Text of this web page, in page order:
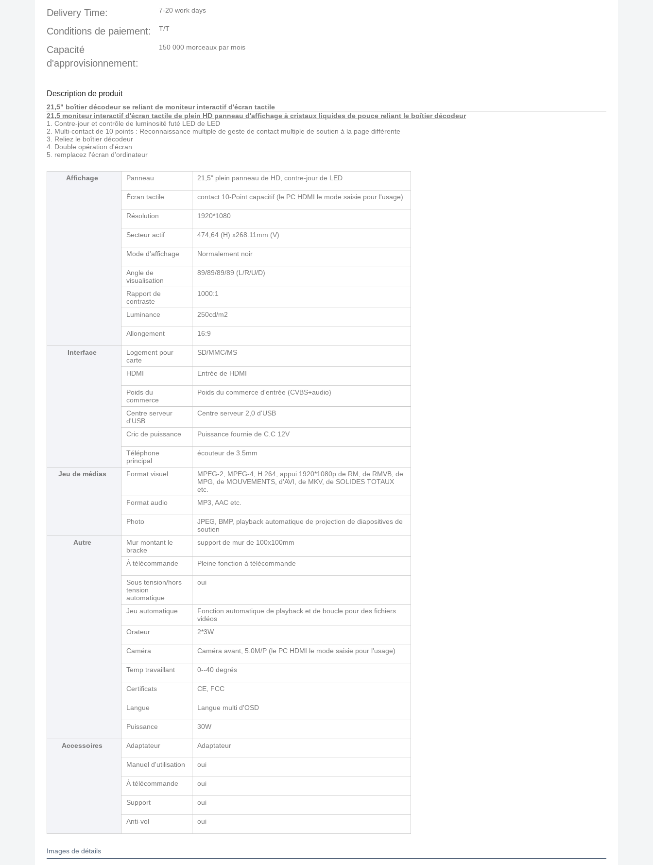
Delivery Time: 7-20 work days
Conditions de paiement: T/T
Capacité
d'approvisionnement:
150 000 morceaux par mois
Description de produit
21,5" boîtier décodeur se reliant de moniteur interactif d'écran tactile
21,5 moniteur interactif d'écran tactile de plein HD panneau d'affichage à cristaux liquides de pouce reliant le boîtier décodeur
1. Contre-jour et contrôle de luminosité futé LED de LED
2. Multi-contact de 10 points : Reconnaissance multiple de geste de contact multiple de soutien à la page différente
3. Reliez le boîtier décodeur
4. Double opération d'écran
5. remplacez l'écran d'ordinateur
Affichage Panneau 21,5" plein panneau de HD, contre-jour de LED
Écran tactile contact 10-Point capacitif (le PC HDMI le mode saisie pour l'usage)
Résolution 1920*1080
Secteur actif 474,64 (H) x268.11mm (V)
Mode d'affichage Normalement noir
Angle de
visualisation
89/89/89/89 (L/R/U/D)
Rapport de
contraste
1000:1
Luminance 250cd/m2
Allongement 16:9
Interface
Logement pour
carte
SD/MMC/MS
HDMI Entrée de HDMI
Poids du
commerce
Poids du commerce d'entrée (CVBS+audio)
Centre serveur
d'USB
Centre serveur 2,0 d'USB
Cric de puissance Puissance fournie de C.C 12V
Téléphone
principal
écouteur de 3.5mm
Jeu de médias Format visuel
MPEG-2, MPEG-4, H.264, appui 1920*1080p de RM, de RMVB, de
MPG, de MOUVEMENTS, d'AVI, de MKV, de SOLIDES TOTAUX
etc.
Format audio
MP3, AAC etc.
Photo
JPEG, BMP, playback automatique de projection de diapositives de
soutien
Autre
Mur montant le
bracke
support de mur de 100x100mm
À télécommande Pleine fonction à télécommande
Sous tension/hors
tension
automatique
oui
Jeu automatique
Fonction automatique de playback et de boucle pour des fichiers
vidéos
Orateur
2*3W
Caméra Caméra avant, 5.0M/P (le PC HDMI le mode saisie pour l'usage)
Temp travaillant 0--40 degrés
Certificats CE, FCC
Langue Langue multi d'OSD
Puissance 30W
Accessoires Adaptateur Adaptateur
Manuel d'utilisation oui
À télécommande oui
Support oui
Anti-vol oui
Images de détails